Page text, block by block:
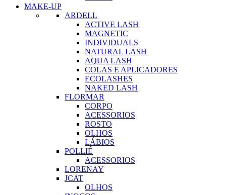
MAKE-UP
ARDELL
ACTIVE LASH
MAGNETIC
INDIVIDUALS
NATURAL LASH
AQUA LASH
COLAS E APLICADORES
ECOLASHES
NAKED LASH
FLORMAR
CORPO
ACESSORIOS
ROSTO
OLHOS
LÁBIOS
POLLIÉ
ACESSORIOS
LORENAY
JCAT
OLHOS